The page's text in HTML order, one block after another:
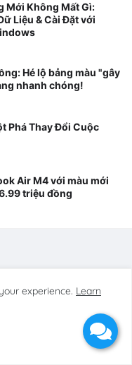
Mới Không Mất Gì:
Liệu & Cài Đặt với
Hé lộ bảng màu "gây
nhanh chóng!
Phá Thay Đổi Cuộc
Air M4 với màu mới
triệu đồng
experience. Learn